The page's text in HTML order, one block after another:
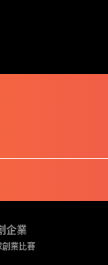
企業
創業比賽